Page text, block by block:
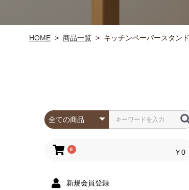
HOME > 商品一覧 > キッチンペーパースタンド
0 ￥0
新規会員登録